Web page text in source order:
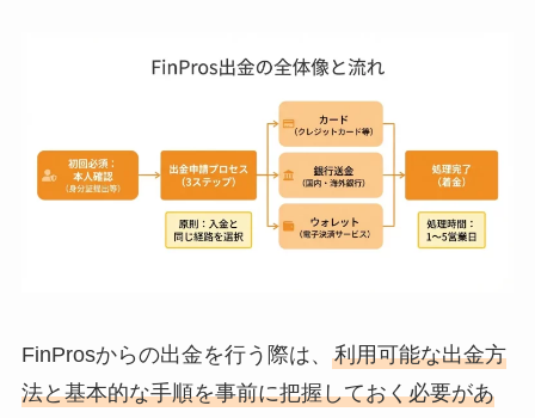
FinProsからの出金を行う際は、 利用可能な出金方
法と基本的な手順を事前に把握しておく必要があ